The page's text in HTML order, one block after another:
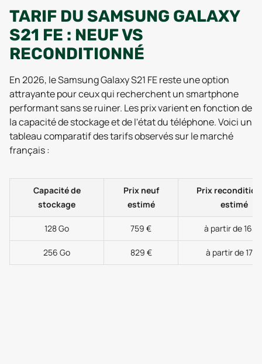
TARIF DU SAMSUNG GALAXY
S21 FE : NEUF VS
RECONDITIONNÉ
En 2026, le Samsung Galaxy S21 FE reste une option
attrayante pour ceux qui recherchent un smartphone
performant sans se ruiner. Les prix varient en fonction de
la capacité de stockage et de l'état du téléphone. Voici un
tableau comparatif des tarifs observés sur le marché
français :
Capacité de
stockage
Prix neuf
estimé
Prix
estimé
128 Go 759 € à partir de 165
256 Go 829 € à partir de 171 €